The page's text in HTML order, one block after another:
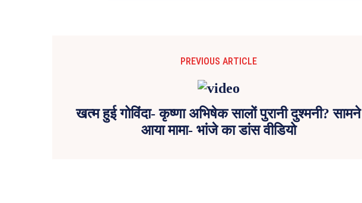
PREVIOUS ARTICLE
खत्म हुई गोविंदा- कृष्णा अभिषेक सालों पुरानी दुश्मनी? सामने
आया मामा- भांजे का डांस वीडियो